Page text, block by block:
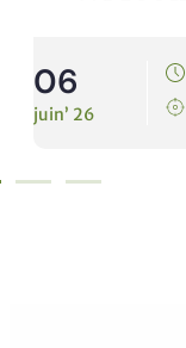
10
juin’ 26